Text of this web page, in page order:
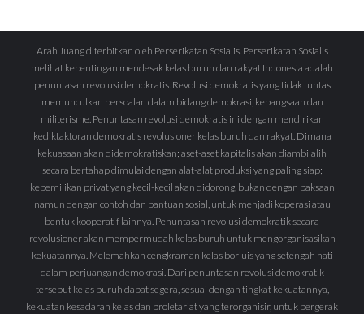
Arah Juang diterbitkan oleh Perserikatan Sosialis. Perserikatan Sosialis
melihat kepentingan mendesak kelas buruh dan rakyat Indonesia adalah
penuntasan revolusi demokratis. Revolusi demokratis yang tidak tuntas
memunculkan persoalan dalam bidang demokrasi, kebangsaan dan
militerisme. Penuntasan revolusi demokratis ini dengan mendirikan
kediktaktoran demokratis revolusioner kelas buruh dan rakyat. Dimana
kekuasaan akan didemokratiskan; aset-aset kapitalis akan diambilalih
secara bertahap dimulai dengan alat-alat produksi yang paling siap;
kepemilikan privat yang kecil-kecil akan didorong, bukan dengan paksaan
namun dengan contoh dan bantuan sosial, untuk menjadi koperasi atau
bentuk kooperatif lainnya. Penuntasan revolusi demokratik secara
revolusioner akan mempermudah kelas buruh untuk mengorganisasikan
kekuatannya. Melemahkan cengkraman kelas borjuis yang setengah hati
dalam perjuangan demokrasi. Dari penuntasan revolusi demokratik
tersebut kelas buruh dapat segera, sesuai dengan tingkat kekuatannya,
kekuatan kesadaran kelas dan proletariat yang terorganisir, untuk bergerak